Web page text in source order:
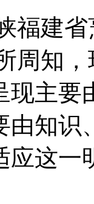
福建
周知
现主要
由知识
应这一